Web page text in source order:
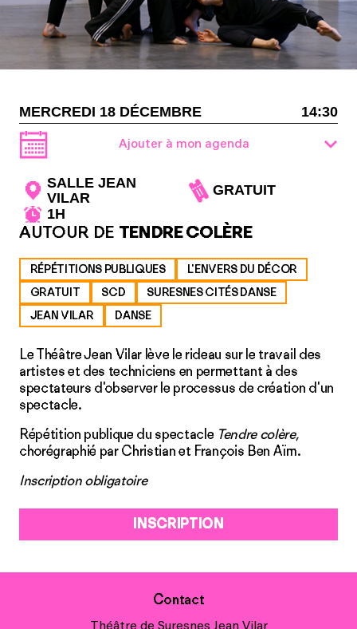
MERCREDI 18 DÉCEMBRE 14:30
Ajouter à mon agenda
SALLE JEAN
VILAR
GRATUIT
1H
AUTOUR DE TENDRE COLÈRE
RÉPÉTITIONS PUBLIQUES
L'ENVERS DU DÉCOR
GRATUIT
SCD
SURESNES CITÉS DANSE
JEAN VILAR
DANSE
Le Théâtre Jean Vilar lève le rideau sur le travail des
artistes et des techniciens en permettant à des
spectateurs d'observer le processus de création d'un
spectacle.
Répétition publique du spectacle Tendre colère,
chorégraphié par Christian et François Ben Aïm.
Inscription obligatoire
INSCRIPTION
Contact
Théâtre de Suresnes Jean Vilar